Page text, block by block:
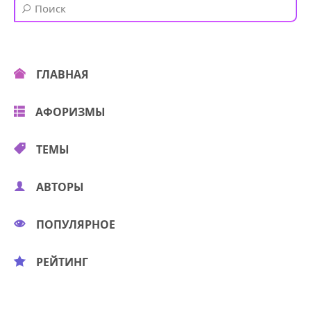
ГЛАВНАЯ
АФОРИЗМЫ
ТЕМЫ
АВТОРЫ
ПОПУЛЯРНОЕ
РЕЙТИНГ